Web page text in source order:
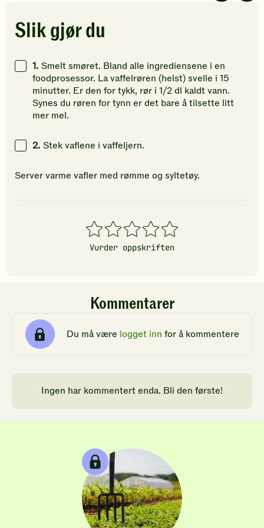
stjerner.
Klikk
å
gi
vurdering.
gi
din
vurdering.
gi
din
Slik gjør du
1. Smelt smøret. Bland alle ingrediensene i en
foodprosessor. La vaffelrøren (helst) svelle i 15
minutter. Er den for tykk, rør i 1/2 dl kaldt vann.
Synes du røren for tynn er det bare å tilsette litt
mer mel.
2. Stek vaflene i vaffeljern.
Server varme vafler med rømme og syltetøy.
1
stjerner
2
stjerner
3
stjerner
4
stjerner
5
stjerner
Vurder oppskriften
Kommentarer
Du må være logget inn for å kommentere
Ingen har kommentert enda. Bli den første!